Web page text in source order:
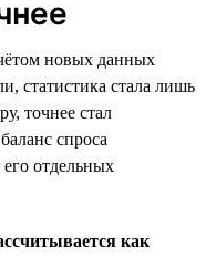
новых данных
статистика стала лишь
точнее стал
спроса
отдельных
как